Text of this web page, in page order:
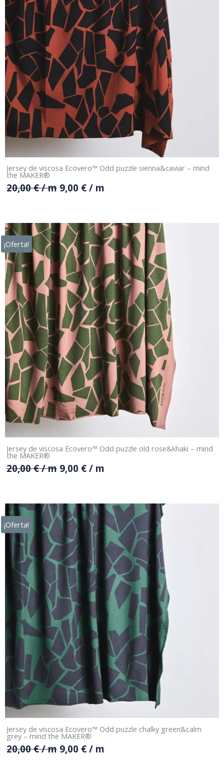
Jersey de viscosa Ecovero™ Odd puzzle sienna&caviar – mind
the MAKER®
20,00€/ m 9,00 €/ m
¡Oferta!
Jersey de viscosa Ecovero™ Odd puzzle old rose&khaki – mind
the MAKER®
20,00€/ m 9,00 €/ m
¡Oferta!
Jersey de viscosa Ecovero™ Odd puzzle chalky green&calm
grey – mind the MAKER®
20,00€/ m 9,00 €/ m